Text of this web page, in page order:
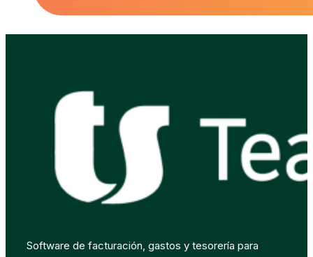
Software de facturación, gastos y tesorería para